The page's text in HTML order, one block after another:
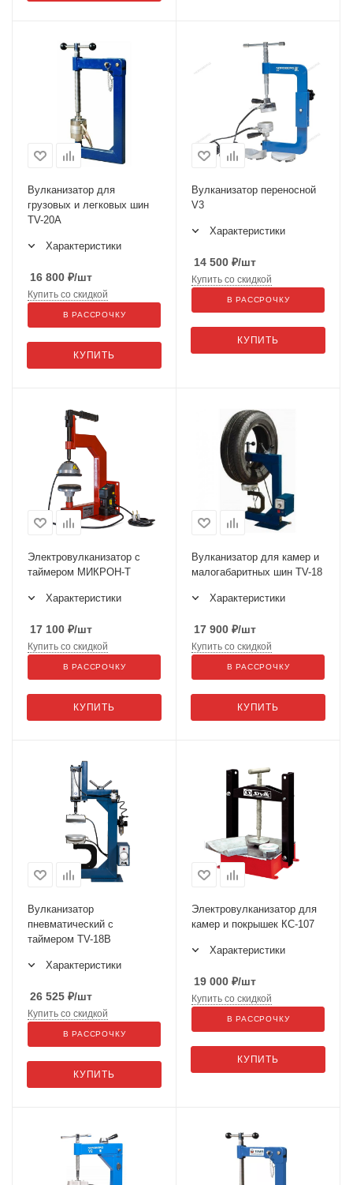
Вулканизатор для
грузовых и легковых шин
TV-20A
Характеристики
16 800 ₽/шт
КУПИТЬ
Купить со скидкой
В РАССРОЧКУ
Вулканизатор переносной
V3
Характеристики
14 500 ₽/шт
КУПИТЬ
Купить со скидкой
В РАССРОЧКУ
Электровулканизатор с
таймером МИКРОН-Т
Характеристики
17 100 ₽/шт
КУПИТЬ
Купить со скидкой
В РАССРОЧКУ
Вулканизатор для камер и
малогабаритных шин TV-18
Характеристики
17 900 ₽/шт
КУПИТЬ
Купить со скидкой
В РАССРОЧКУ
Вулканизатор
пневматический с
таймером TV-18B
Характеристики
26 525 ₽/шт
КУПИТЬ
Купить со скидкой
В РАССРОЧКУ
Электровулканизатор для
камер и покрышек КС-107
Характеристики
19 000 ₽/шт
КУПИТЬ
Купить со скидкой
В РАССРОЧКУ